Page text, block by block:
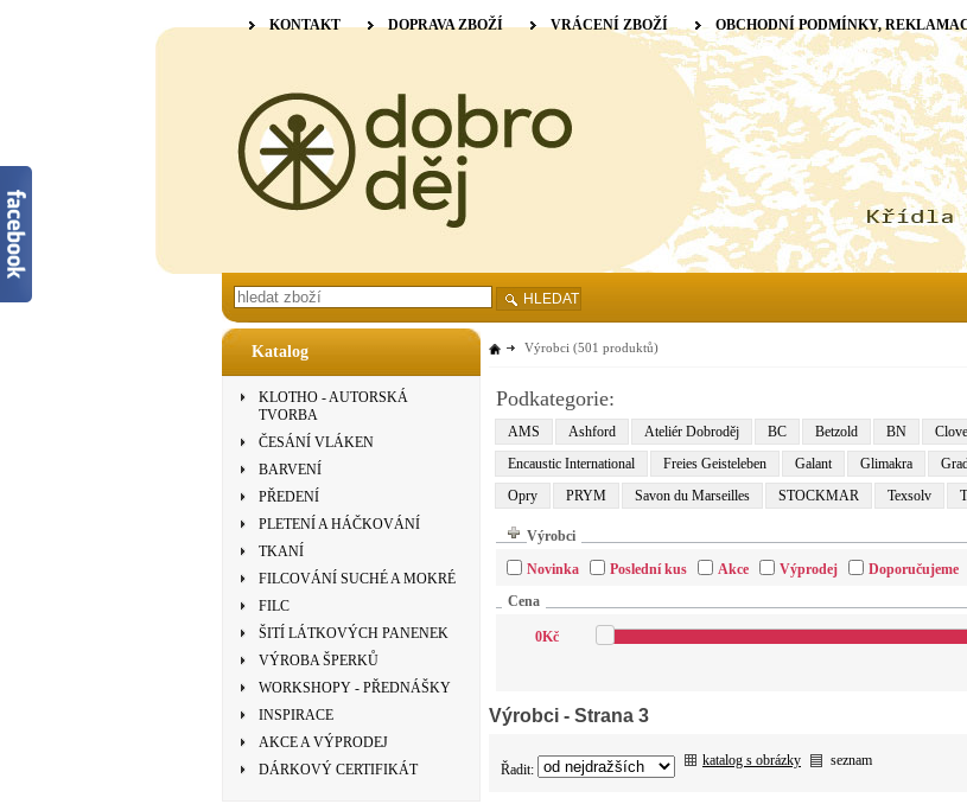
Katalog
KLOTHO - AUTORSKÁ
TVORBA
ČESÁNÍ VLÁKEN
BARVENÍ
PŘEDENÍ
PLETENÍ A HÁČKOVÁNÍ
TKANÍ
FILCOVÁNÍ SUCHÉ A MOKRÉ
FILC
ŠITÍ LÁTKOVÝCH PANENEK
VÝROBA ŠPERKŮ
WORKSHOPY - PŘEDNÁŠKY
INSPIRACE
AKCE A VÝPRODEJ
DÁRKOVÝ CERTIFIKÁT
Výrobci (501 produktů)
Podkategorie:
AMS Ashford Ateliér Dobroděj BC Betzold BN
Encaustic International
Freies Geisteleben Galant Glimakra
Opry
PRYM Savon du Marseilles STOCKMAR Texsolv
Výrobci
Novinka
Poslední kus Akce Výprodej
Doporučujeme
Cena
0Kč
Výrobci - Strana 3
Řadit:
katalog s obrázky seznam
KONTAKT DOPRAVA ZBOŽÍ VRÁCENÍ ZBOŽÍ OBCHODNÍ PODMÍNKY,
HLEDAT